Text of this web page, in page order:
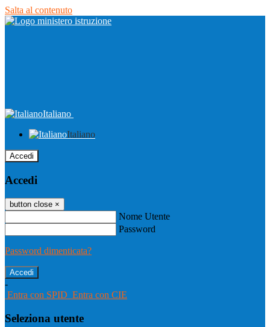
Salta al contenuto
Italiano
Italiano
Accedi
Accedi
button close ×
Nome Utente
Password
Password dimenticata?
-
Entra con SPID Entra con CIE
Seleziona utente